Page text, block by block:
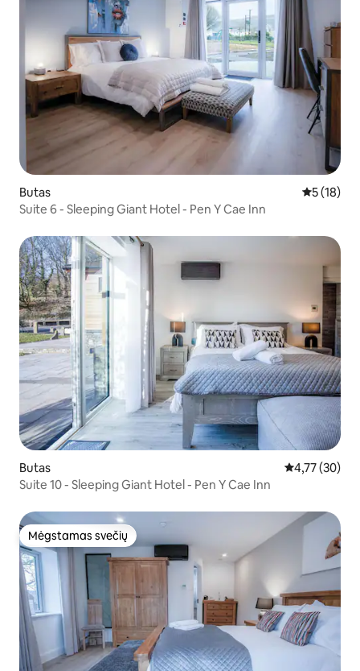
Butas Vidutinis
5 (18)
Suite 6 - Sleeping Giant Hotel - Pen Y Cae Inn
Butas Vidutinis
4,77 (30)
Suite 10 - Sleeping Giant Hotel - Pen Y Cae Inn
Mėgstamas svečių
Mėgstamas svečių